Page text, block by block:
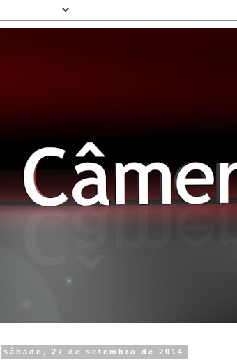
sábado, 27 de setembro de 2014